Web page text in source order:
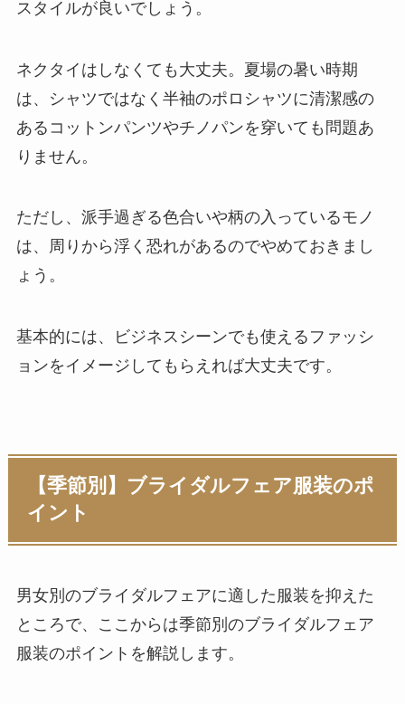
スタイルが良いでしょう。
ネクタイはしなくても大丈夫。夏場の暑い時期
は、シャツではなく半袖のポロシャツに清潔感の
あるコットンパンツやチノパンを穿いても問題あ
りません。
ただし、派手過ぎる色合いや柄の入っているモノ
は、周りから浮く恐れがあるのでやめておきまし
ょう。
基本的には、ビジネスシーンでも使えるファッシ
ョンをイメージしてもらえれば大丈夫です。
【季節別】ブライダルフェア服装のポ
イント
男女別のブライダルフェアに適した服装を抑えた
ところで、ここからは季節別のブライダルフェア
服装のポイントを解説します。